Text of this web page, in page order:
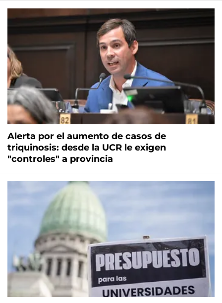
Alerta por el aumento de casos de
triquinosis: desde la UCR le exigen
"controles" a provincia